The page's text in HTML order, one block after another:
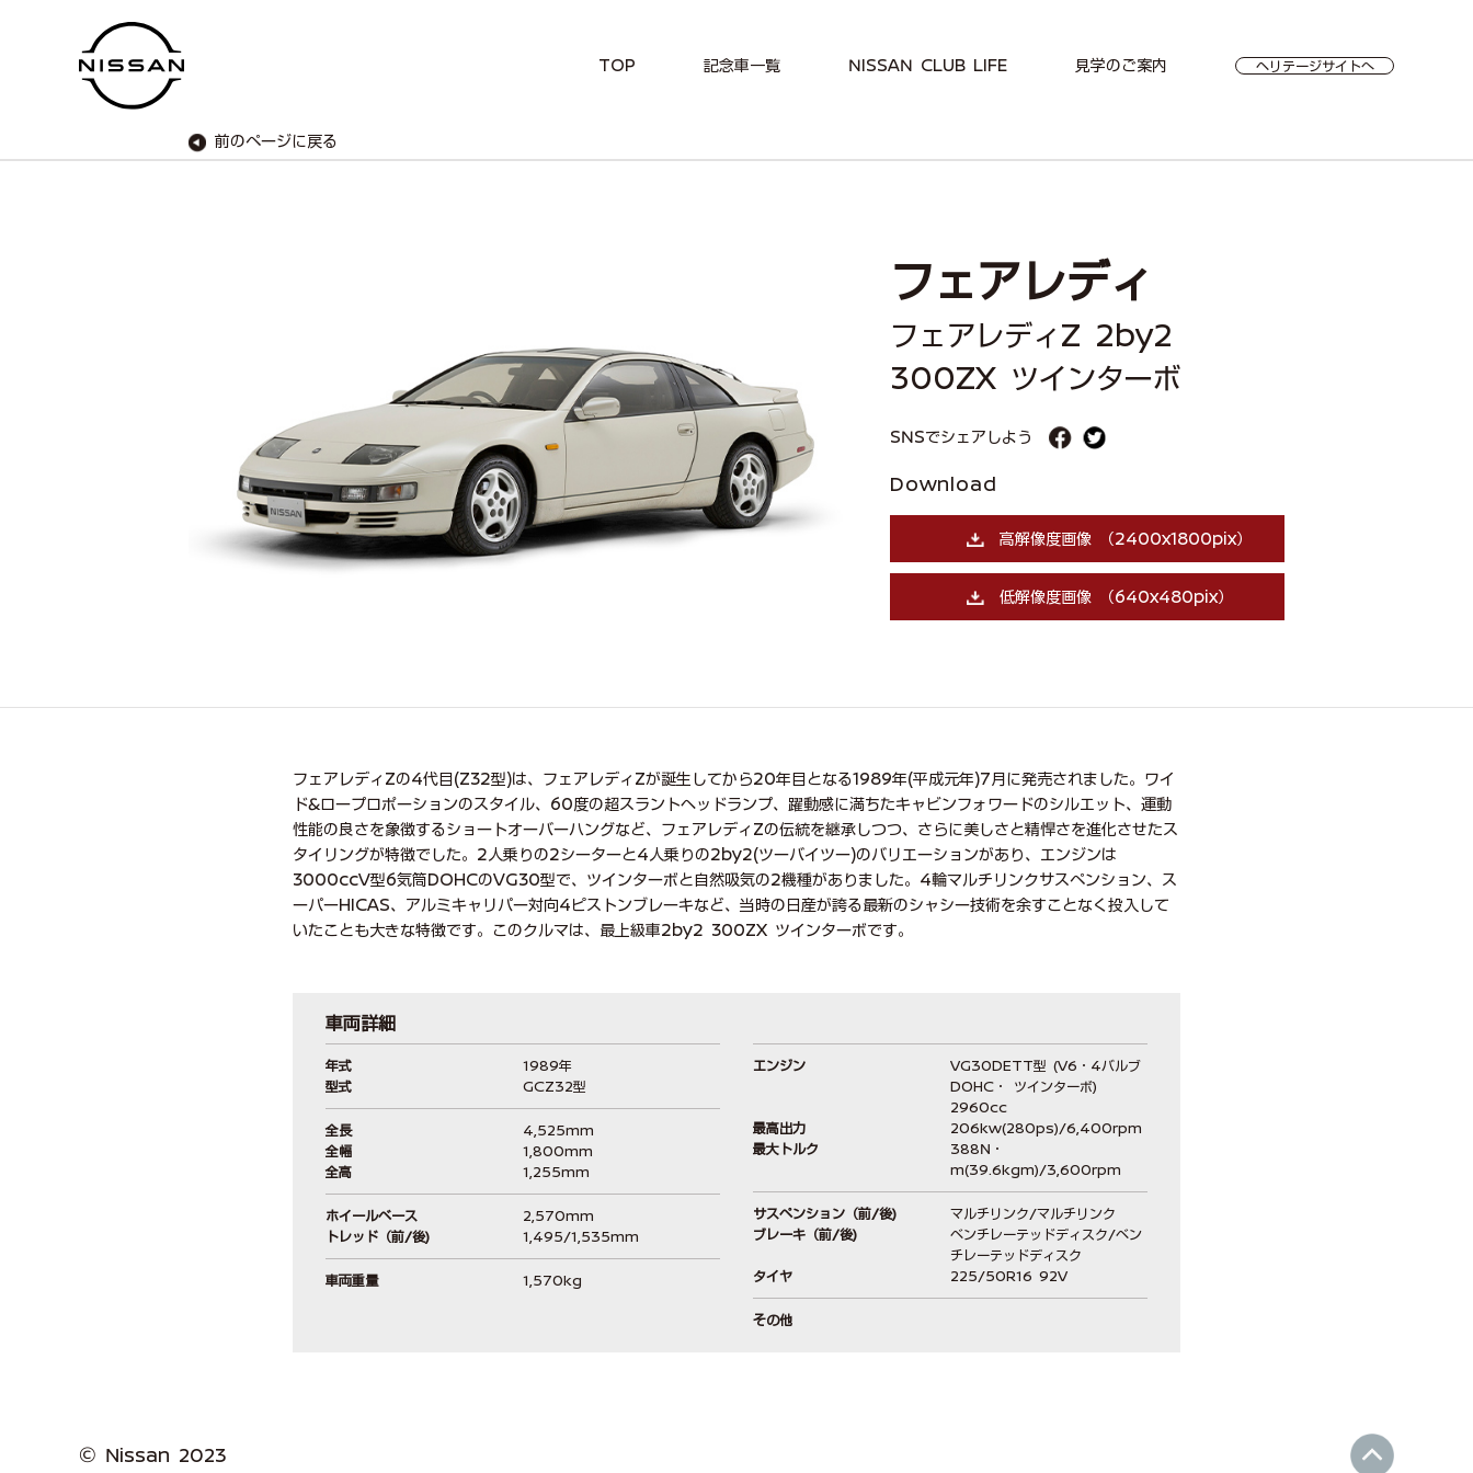
TOP 記念車一覧 NISSAN CLUB LIFE 見学のご案内 ヘリテージサイトへ
前のページに戻る
フェアレディ
フェアレディZ 2by2
300ZX ツインターボ
SNSでシェアしよう
Download
高解像度画像 （2400x1800pix）
低解像度画像 （640x480pix）
フェアレディZの4代目(Z32型)は、フェアレディZが誕生してから20年目となる1989年(平成元年)7月に発売されました。ワイ
ド&ロープロポーションのスタイル、60度の超スラントヘッドランプ、躍動感に満ちたキャビンフォワードのシルエット、運動
性能の良さを象徴するショートオーバーハングなど、フェアレディZの伝統を継承しつつ、さらに美しさと精悍さを進化させたス
タイリングが特徴でした。2人乗りの2シーターと4人乗りの2by2(ツーバイツー)のバリエーションがあり、エンジンは
3000ccV型6気筒DOHCのVG30型で、ツインターボと自然吸気の2機種がありました。4輪マルチリンクサスペンション、ス
ーパーHICAS、アルミキャリパー対向4ピストンブレーキなど、当時の日産が誇る最新のシャシー技術を余すことなく投入して
いたことも大きな特徴です。このクルマは、最上級車2by2 300ZX ツインターボです。
車両詳細
年式
1989年
型式
GCZ32型
全長
4,525mm
全幅
1,800mm
全高
1,255mm
ホイールベース
2,570mm
トレッド（前/後)
1,495/1,535mm
車両重量 1,570kg
エンジン
VG30DETT型 (V6・4バルブ
DOHC・ ツインターボ)
2960cc
最高出力
206kw(280ps)/6,400rpm
最大トルク
388N・
m(39.6kgm)/3,600rpm
サスペンション（前/後)
マルチリンク/マルチリンク
ブレーキ（前/後)
ベンチレーテッドディスク/ベン
チレーテッドディスク
タイヤ
225/50R16 92V
その他
© Nissan 2023